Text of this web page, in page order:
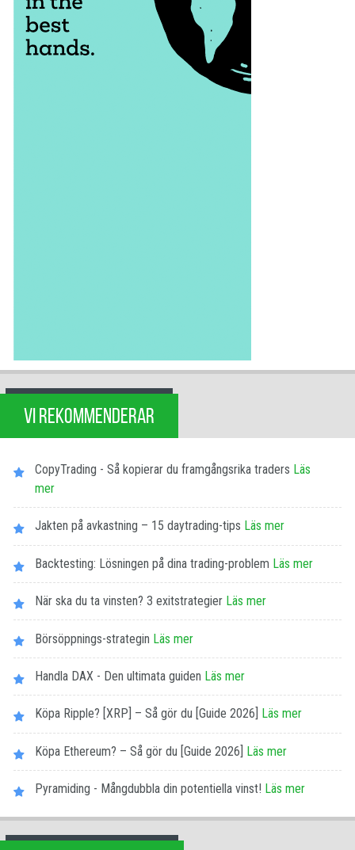
VI REKOMMENDERAR
CopyTrading - Så kopierar du framgångsrika traders Läs
mer
Jakten på avkastning – 15 daytrading-tips Läs mer
Backtesting: Lösningen på dina trading-problem Läs mer
När ska du ta vinsten? 3 exitstrategier Läs mer
Börsöppnings-strategin Läs mer
Handla DAX - Den ultimata guiden Läs mer
Köpa Ripple? [XRP] – Så gör du [Guide 2026] Läs mer
Köpa Ethereum? – Så gör du [Guide 2026] Läs mer
Pyramiding - Mångdubbla din potentiella vinst! Läs mer